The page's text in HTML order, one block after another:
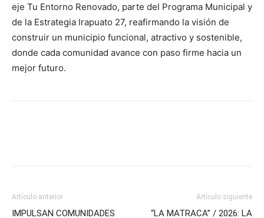
eje Tu Entorno Renovado, parte del Programa Municipal y
de la Estrategia Irapuato 27, reafirmando la visión de
construir un municipio funcional, atractivo y sostenible,
donde cada comunidad avance con paso firme hacia un
mejor futuro.
Artículo anterior
IMPULSAN COMUNIDADES
Artículo siguiente
“LA MATRACA” / 2026: LA